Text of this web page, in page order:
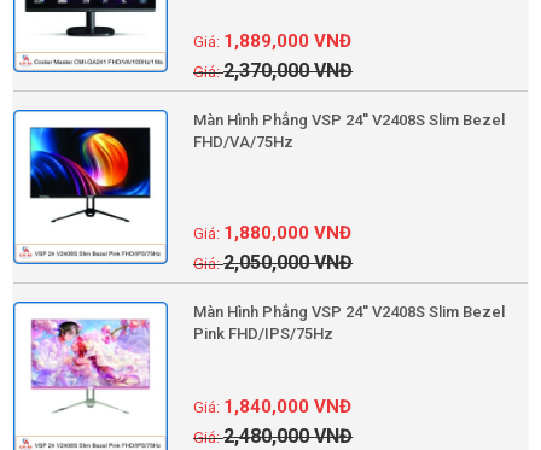
2,370,000VNĐ
1,889,000VNĐ
Màn Hình Phẳng VSP 24'' V2408S Slim Bezel
FHD/VA/75Hz
2,050,000VNĐ
1,880,000VNĐ
Màn Hình Phẳng VSP 24'' V2408S Slim Bezel
Pink FHD/IPS/75Hz
2,480,000VNĐ
1,840,000VNĐ